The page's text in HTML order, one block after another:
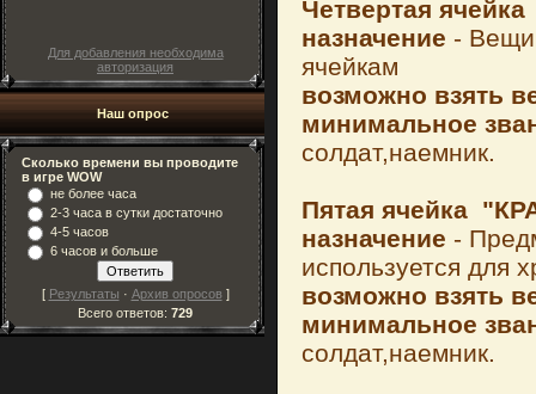
Для добавления необходима
авторизация
Наш опрос
Сколько времени вы проводите
в игре WOW
не более часа
2-3 часа в сутки достаточно
4-5 часов
6 часов и больше
[ Результаты · Архив опросов ]
Всего ответов: 729
Четвертая ячейка
назначение - Вещи
ячейкам
возможно взять
минимальное
солдат,наемник.
Пятая ячейка
назначение -
используется для
возможно взять
минимальное
солдат,наемник.